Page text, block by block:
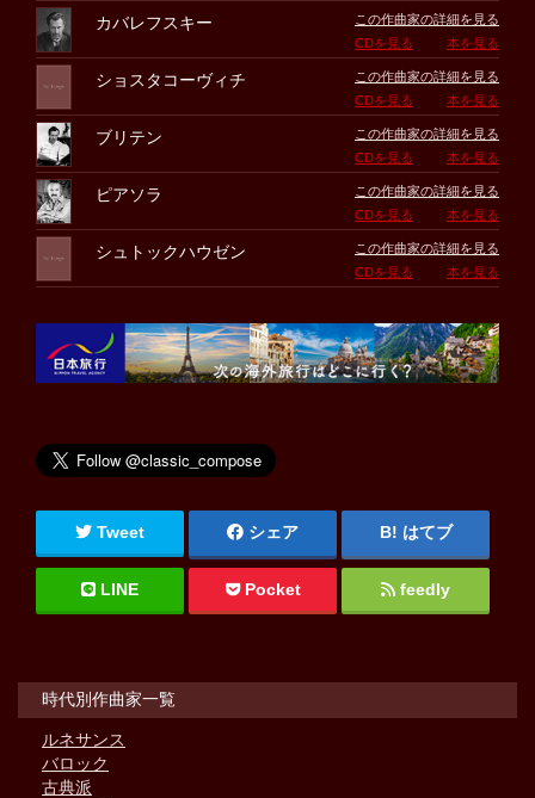
カバレフスキー
この作曲家の詳細を見る
CDを見る
本を見る
ショスタコーヴィチ
この作曲家の詳細を見る
CDを見る
本を見る
ブリテン
この作曲家の詳細を見る
CDを見る
本を見る
ピアソラ
この作曲家の詳細を見る
CDを見る
本を見る
シュトックハウゼン
この作曲家の詳細を見る
CDを見る
本を見る
Tweet シェア はてブ
LINE Pocket feedly
時代別作曲家一覧
ルネサンス
バロック
古典派